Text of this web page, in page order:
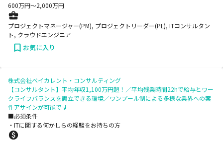
600万円〜2,000万円
プロジェクトマネージャー(PM), プロジェクトリーダー(PL), ITコンサルタン
ト, クラウドエンジニア
お気に入り
株式会社ベイカレント・コンサルティング
【コンサルタント】平均年収1,100万円超！／平均残業時間22hで給与とワー
クライフバランスを両立できる環境／ワンプール制による多様な業界への案
件アサインが可能です
■必須条件
・ITに関する何かしらの経験をお持ちの方